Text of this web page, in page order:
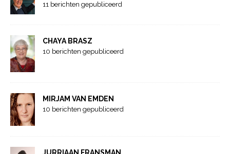
11 berichten gepubliceerd
CHAYA BRASZ
10 berichten gepubliceerd
MIRJAM VAN EMDEN
10 berichten gepubliceerd